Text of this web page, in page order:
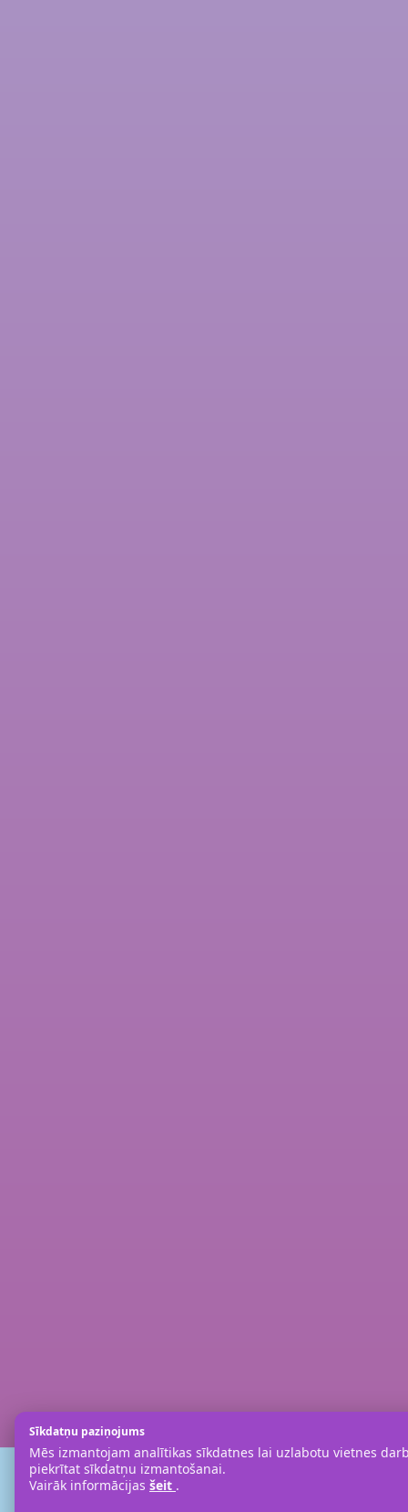
Sīkdatņu paziņojums
Mēs izmantojam analītikas sīkdatnes lai uzlabotu vietnes
piekrītat sīkdatņu izmantošanai.
Vairāk informācijas šeit .